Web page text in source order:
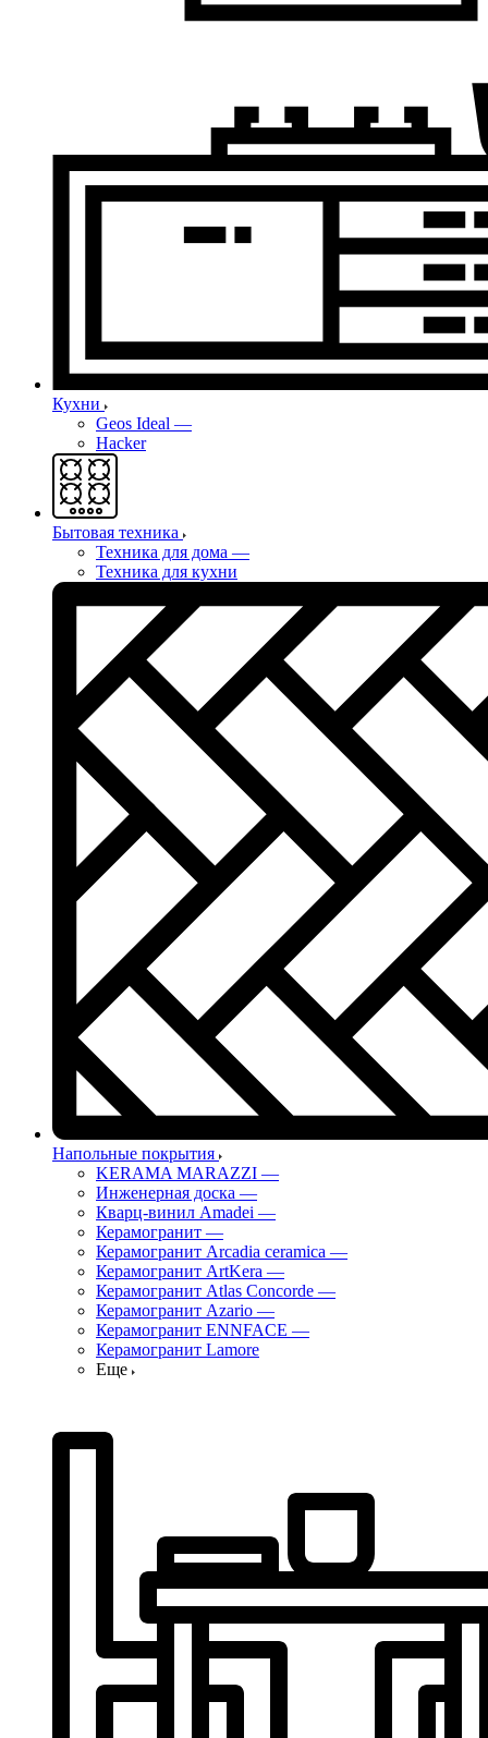
Кухни
Geos Ideal —
Hacker
Бытовая техника
Техника для дома —
Техника для кухни
Напольные покрытия
KERAMA MARAZZI —
Инженерная доска —
Кварц-винил Amadei —
Керамогранит —
Керамогранит Arcadia ceramica —
Керамогранит ArtKera —
Керамогранит Atlas Concorde —
Керамогранит Azario —
Керамогранит ENNFACE —
Керамогранит Lamore
Еще